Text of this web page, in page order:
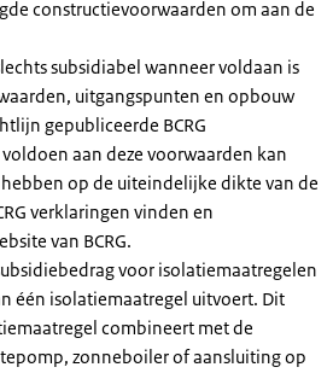
constructievoorwaarden om aan de
subsidiabel wanneer voldaan is
uitgangspunten en opbouw
gepubliceerde BCRG
aan deze voorwaarden kan
op de uiteindelijke dikte van de
verklaringen vinden en
van BCRG.
voor isolatiemaatregelen
één isolatiemaatregel uitvoert. Dit
combineert met de
zonneboiler of aansluiting op